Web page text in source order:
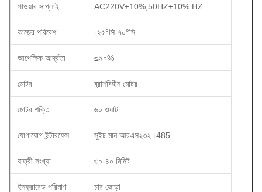
পাওয়ার সাপ্লাই AC220V±10%,50HZ±10% HZ
কাজের পরিবেশ -২৫°সি-৭০°সি
আপেক্ষিক আর্দ্রতা ≤৯০%
মোটর ব্রাশবিহীন মোটর
মোটর শক্তি ৬০ ওয়াট
যোগাযোগ ইন্টারফেস সুইচ মান.আরএস২৩২।485
যাত্রী সংখ্যা ৩০-৪০ মিনিট
ইনফ্রারেড পরিমাণ চার জোড়া